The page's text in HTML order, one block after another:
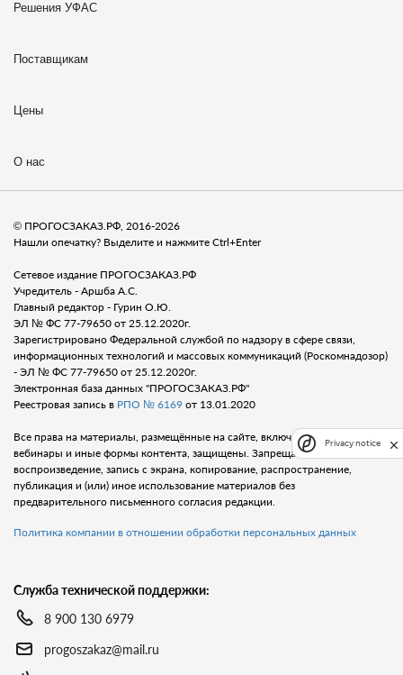
Решения УФАС
Поставщикам
Цены
О нас
© ПРОГОСЗАКАЗ.РФ, 2016-2026
Нашли опечатку? Выделите и нажмите Ctrl+Enter
Сетевое издание ПРОГОСЗАКАЗ.РФ
Учредитель - Аршба А.С.
Главный редактор - Гурин О.Ю.
ЭЛ № ФС 77-79650 от 25.12.2020г.
Зарегистрировано Федеральной службой по надзору в сфере связи,
информационных технологий и массовых коммуникаций (Роскомнадозор)
- ЭЛ № ФС 77-79650 от 25.12.2020г.
Электронная база данных "ПРОГОСЗАКАЗ.РФ"
Реестровая запись в РПО № 6169 от 13.01.2020
Все права на материалы, размещённые на сайте, включая тексты, видео,
вебинары и иные формы контента, защищены. Запрещается любое
воспроизведение, запись с экрана, копирование, распространение,
публикация и (или) иное использование материалов без
предварительного письменного согласия редакции.
Политика компании в отношении обработки персональных данных
Служба технической поддержки:
8 900 130 6979
progoszakaz@mail.ru
Privacy notice